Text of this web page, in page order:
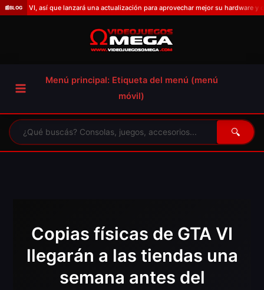
Omitir
📰BLOG
así que lanzará una actualización para aprovechar mejor su hardware y que el
Menú principal: Etiqueta del menú (menú
móvil)
🔍
Copias físicas de GTA VI
llegarán a las tiendas una
semana antes del